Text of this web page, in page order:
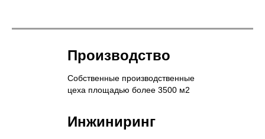
Производство
Собственные производственные
цеха площадью более 3500 м2
Инжиниринг